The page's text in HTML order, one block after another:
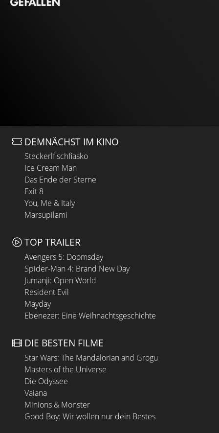
DEMNÄCHST IM KINO
Steckerlfischfiasko
Ice Cream Man
Das Ende der Sterne
Exit 8
You, Me & Italy
Marsupilami
TOP TRAILER
Avengers 5: Doomsday
Spider-Man 4: Brand New Day
Jumanji: Open World
Resident Evil
Mayday
Ebenezer: Eine Weihnachtsgeschichte
DIE BESTEN FILME
Star Wars: The Mandalorian and Grogu
Masters of the Universe
Die Odyssee
Vaiana
Minions & Monster
Good Boy: Wir wollen nur dein Bestes